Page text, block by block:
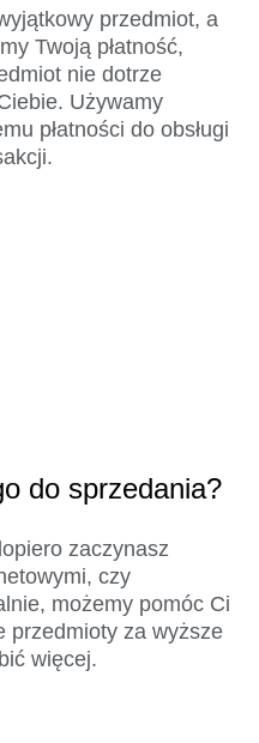
przedmiot, a
Twoją płatność,
nie dotrze
Używamy
płatności do obsługi
do sprzedania?
zaczynasz
czy
możemy pomóc Ci
przedmioty za wyższe
więcej.